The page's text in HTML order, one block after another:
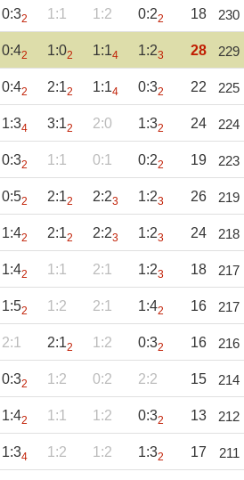
0:32 1:1 1:2 0:22 18 230
0:42 1:02 1:14 1:23 28 229
0:42 2:12 1:14 0:32 22 225
1:34 3:12 2:0 1:32 24 224
0:32 1:1 0:1 0:22 19 223
0:52 2:12 2:23 1:23 26 219
1:42 2:12 2:23 1:23 24 218
1:42 1:1 2:1 1:23 18 217
1:52 1:2 2:1 1:42 16 217
2:1 2:12 1:2 0:32 16 216
0:32 1:2 0:2 2:2 15 214
1:42 1:1 1:2 0:32 13 212
1:34 1:2 1:2 1:32 17 211